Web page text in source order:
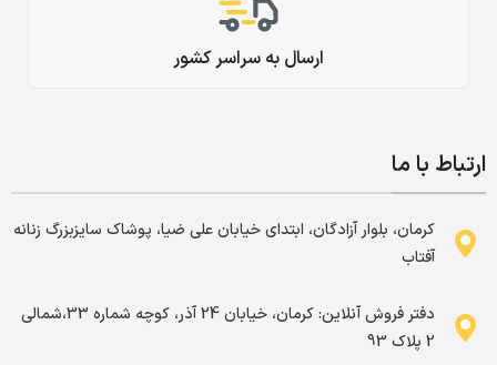
ارسال به سراسر کشور
ارتباط با ما
کرمان، بلوار آزادگان، ابتدای خیابان علی ضیا، پوشاک سایزبزرگ زنانه
آفتاب
دفتر فروش آنلاین: کرمان، خیابان 24 آذر، کوچه شماره 33،شمالی
2 پلاک 93